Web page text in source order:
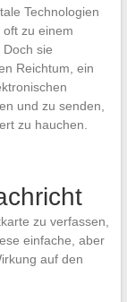
Technologien
zu einem
sie
Reichtum, ein
und zu senden,
zu hauchen.
zu verfassen,
einfache, aber
auf den